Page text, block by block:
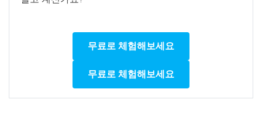
UBackit - 데이터 백업
PST 및 OST 파일과 분실된 Outlook 이메일 복구 솔
무료로 체험해보세요
무료로 체험해보세요